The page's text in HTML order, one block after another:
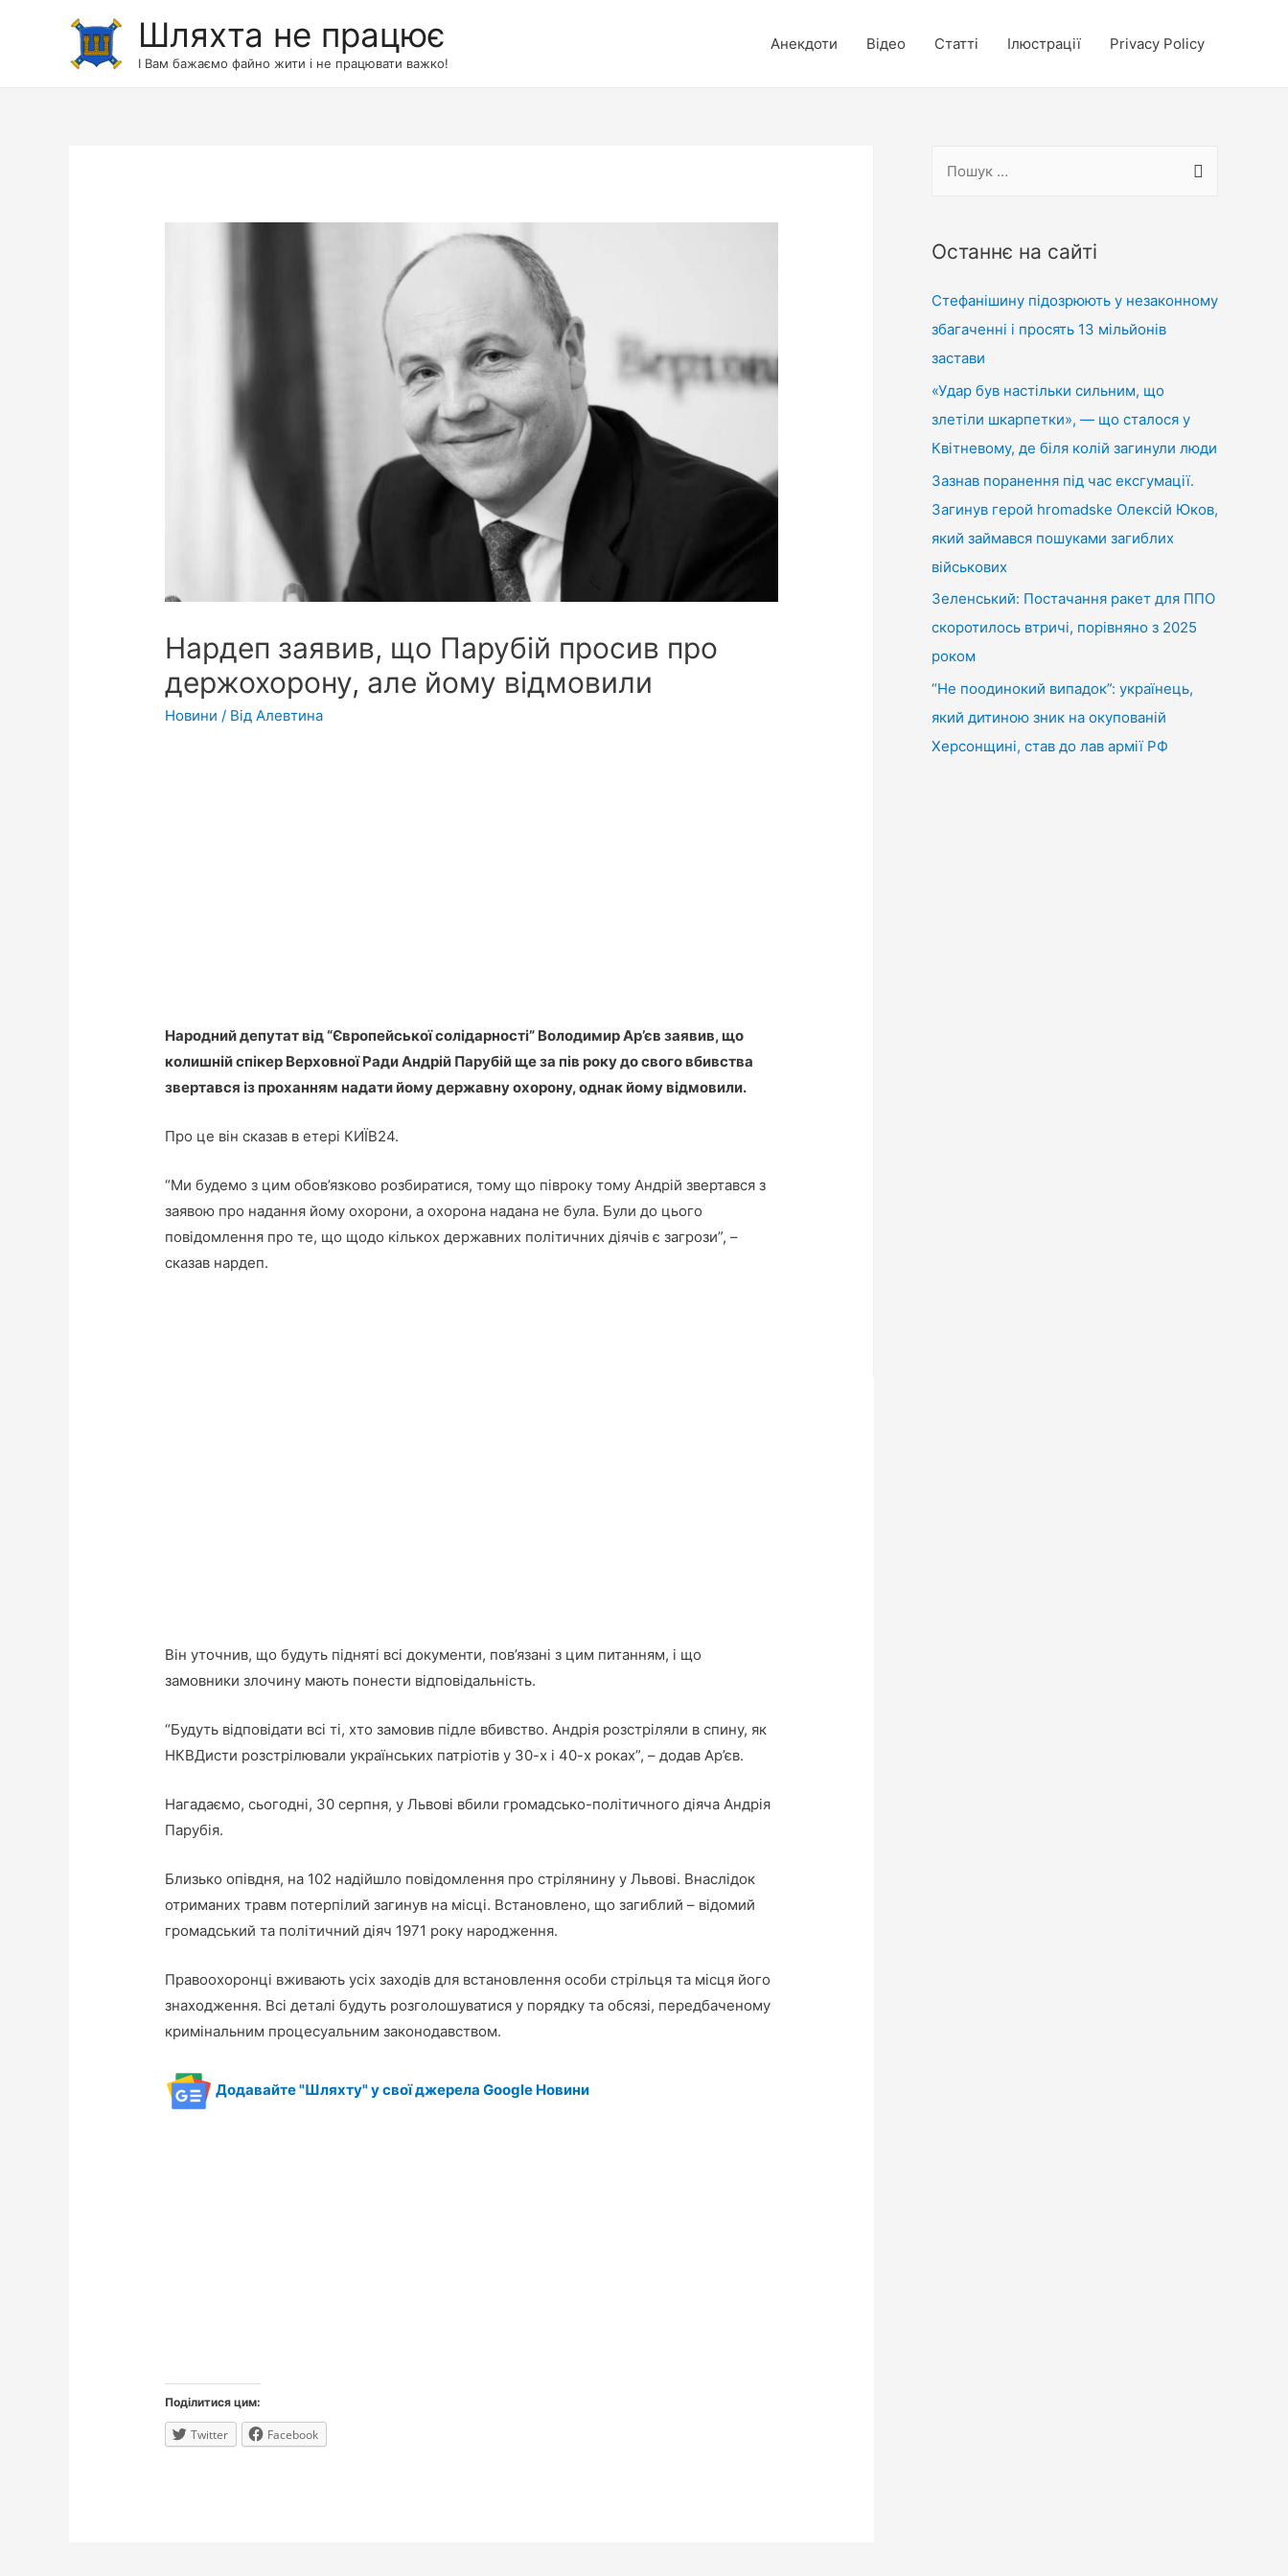
Шляхта не працює
І Вам бажаємо файно жити і не працювати важко!
Анекдоти Відео Статті Ілюстрації Privacy Policy
Нардеп заявив, що Парубій просив про
держохорону, але йому відмовили
Новини / Від Алевтина
Народний депутат від “Європейської солідарності” Володимир Ар’єв заявив, що
колишній спікер Верховної Ради Андрій Парубій ще за пів року до свого вбивства
звертався із проханням надати йому державну охорону, однак йому відмовили.
Про це він сказав в етері КИЇВ24.
“Ми будемо з цим обов’язково розбиратися, тому що півроку тому Андрій звертався з
заявою про надання йому охорони, а охорона надана не була. Були до цього
повідомлення про те, що щодо кількох державних політичних діячів є загрози”, –
сказав нардеп.
Він уточнив, що будуть підняті всі документи, пов’язані з цим питанням, і що
замовники злочину мають понести відповідальність.
“Будуть відповідати всі ті, хто замовив підле вбивство. Андрія розстріляли в спину, як
НКВДисти розстрілювали українських патріотів у 30-х і 40-х роках”, – додав Ар’єв.
Нагадаємо, сьогодні, 30 серпня, у Львові вбили громадсько-політичного діяча Андрія
Парубія.
Близько опівдня, на 102 надійшло повідомлення про стрілянину у Львові. Внаслідок
отриманих травм потерпілий загинув на місці. Встановлено, що загиблий – відомий
громадський та політичний діяч 1971 року народження.
Правоохоронці вживають усіх заходів для встановлення особи стрільця та місця його
знаходження. Всі деталі будуть розголошуватися у порядку та обсязі, передбаченому
кримінальним процесуальним законодавством.
Додавайте "Шляхту" у свої джерела Google Новини
Поділитися цим:
Twitter Facebook
у
:
Останнє на сайті
Стефанішину підозрюють у незаконному
збагаченні і просять 13 мільйонів
застави
«Удар був настільки сильним, що
злетіли шкарпетки», — що сталося у
Квітневому, де біля колій загинули люди
Зазнав поранення під час ексгумації.
Загинув герой hromadske Олексій Юков,
який займався пошуками загиблих
військових
Зеленський: Постачання ракет для ППО
скоротилось втричі, порівняно з 2025
роком
“Не поодинокий випадок”: українець,
який дитиною зник на окупованій
Херсонщині, став до лав армії РФ